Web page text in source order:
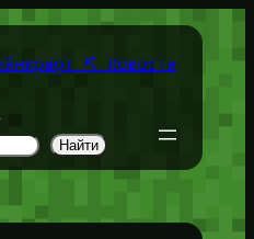
⛏️ Новости
Найти